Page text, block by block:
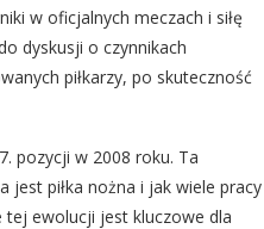
w oficjalnych meczach i siłę
dyskusji o czynnikach
piłkarzy, po skuteczność
pozycji w 2008 roku. Ta
jest piłka nożna i jak wiele pracy
ewolucji jest kluczowe dla